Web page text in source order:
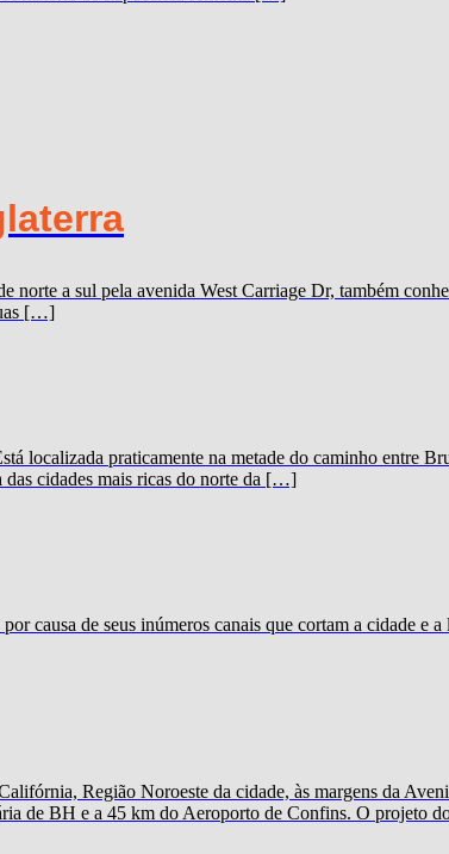
norte a sul pela avenida West Carriage Dr, também
[…]
localizada praticamente na metade do caminho entre
cidades mais ricas do norte da […]
causa de seus inúmeros canais que cortam a cidade e
Região Noroeste da cidade, às margens da
de BH e a 45 km do Aeroporto de Confins. O projeto